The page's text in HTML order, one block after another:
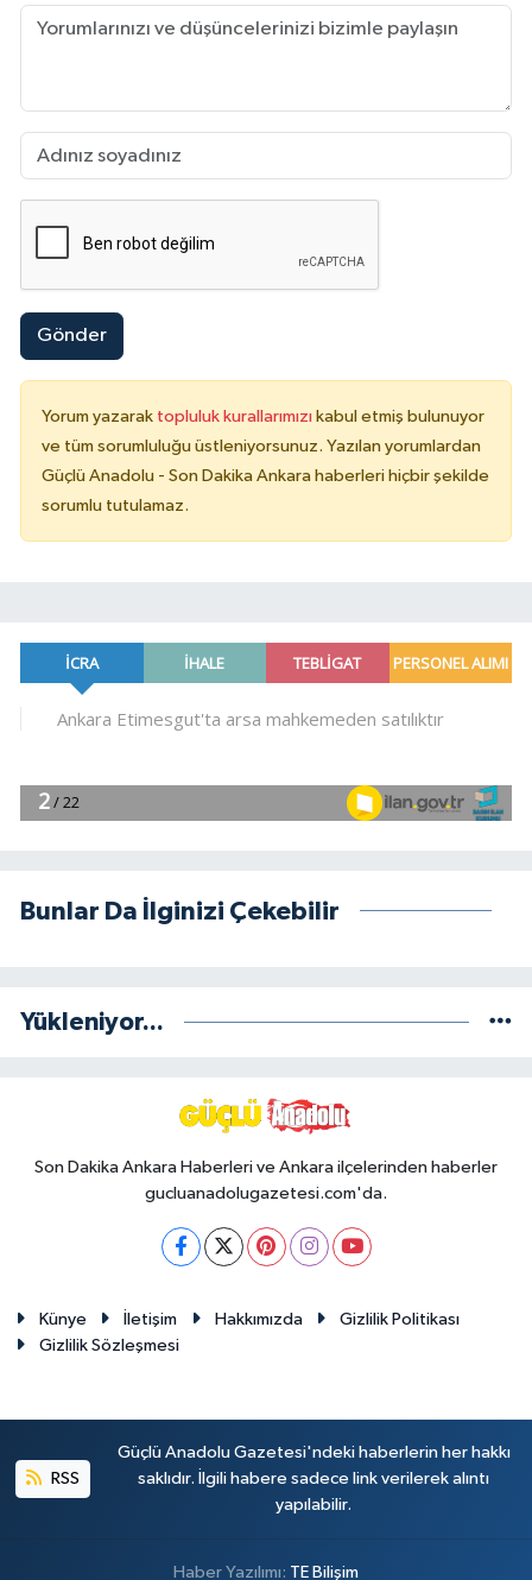
Gönder
Yorum yazarak topluluk kurallarımızı kabul etmiş bulunuyor
ve tüm sorumluluğu üstleniyorsunuz. Yazılan yorumlardan
Güçlü Anadolu - Son Dakika Ankara haberleri hiçbir şekilde
sorumlu tutulamaz.
Bunlar Da İlginizi Çekebilir
Yükleniyor...
Son Dakika Ankara Haberleri ve Ankara ilçelerinden haberler
gucluanadolugazetesi.com'da.
Künye İletişim Hakkımızda
Gizlilik Politikası
Gizlilik Sözleşmesi
RSS
Güçlü Anadolu Gazetesi'ndeki haberlerin her hakkı
saklıdır. İlgili habere sadece link verilerek alıntı
yapılabilir.
Haber Yazılımı: TE Bilişim